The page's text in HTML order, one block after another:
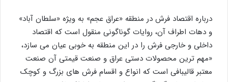
درباره اقتصاد فرش در منطقه «عراق عجم» به ویژه «سلطان آباد»
و دهات اطراف آن، روایات گوناگونی منقول است که اقتصاد
داخلی و خارجی فرش را در این منطقه به خوبی عیان می سازد،
«مهم ترین محصولات دستی عراق و صنعت قیمتی آن صنعت
معتبر قالیبافی است که انواع و اقسام فرش های بزرگ و کوچک